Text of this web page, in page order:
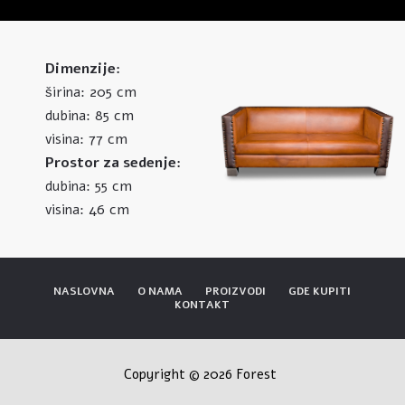
Dimenzije:
širina: 205 cm
dubina: 85 cm
visina: 77 cm
Prostor za sedenje:
dubina: 55 cm
visina: 46 cm
NASLOVNA O NAMA PROIZVODI
GDE KUPITI
KONTAKT
Copyright © 2026 Forest